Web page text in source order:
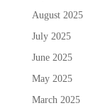
August 2025
July 2025
June 2025
May 2025
March 2025